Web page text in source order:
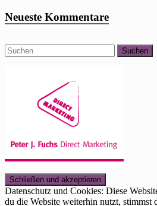
Neueste Kommentare
Datenschutz und Cookies: Diese
du die Website weiterhin nutzt, stimmst